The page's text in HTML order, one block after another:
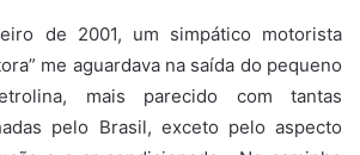
de 2001, um simpático motorista
me aguardava na saída do pequeno
mais parecido com tantas
pelo Brasil, exceto pelo aspecto